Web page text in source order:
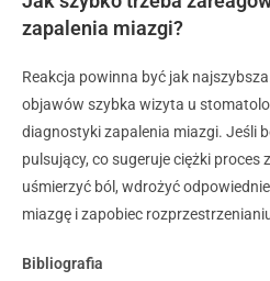
zapalenia miazgi?
Reakcja powinna być jak
objawów szybka wizyta u
diagnostyki zapalenia miazgi. Jeśli
pulsujący, co sugeruje ciężki proces
uśmierzyć ból, wdrożyć
miazgę i zapobiec
Bibliografia